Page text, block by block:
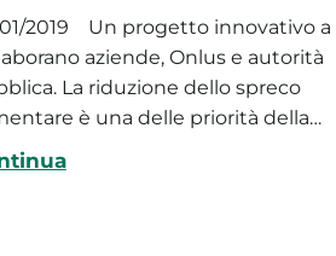
2019
Un progetto innovativo a
aziende, Onlus e autorità
La riduzione dello spreco
è una delle priorità della…